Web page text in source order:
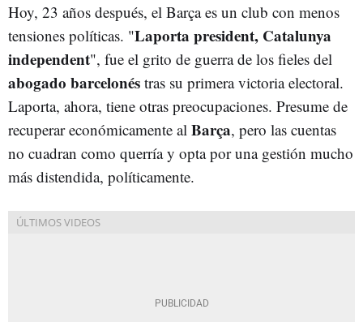
Hoy, 23 años después, el Barça es un club con menos
tensiones políticas. "Laporta president, Catalunya
independent", fue el grito de guerra de los fieles del
abogado barcelonés tras su primera victoria electoral.
Laporta, ahora, tiene otras preocupaciones. Presume de
recuperar económicamente al Barça, pero las cuentas
no cuadran como querría y opta por una gestión mucho
más distendida, políticamente.